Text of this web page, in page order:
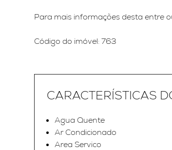
Para mais informações desta entre
Código do imóvel: 763
CARACTERÍSTICAS
Agua Quente
Ar Condicionado
Area Servico